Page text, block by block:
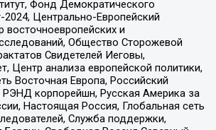
Фонд Демократического
2024, Центрально-Европейский
восточноевропейских и
Общество Сторожевой
Свидетелей Иеговы,
Центр анализа европейской политики,
Восточная Европа, Российский
РЭНД корпорейшн, Русская Америка за
Настоящая Россия, Глобальная сеть
Служба поддержки,